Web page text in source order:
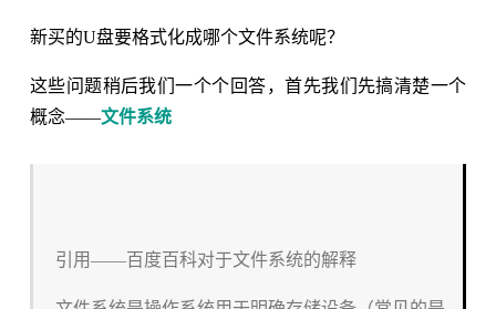
新买的U盘要格式化成哪个文件系统呢？
这些问题稍后我们一个个回答，首先我们先搞清楚一个
概念——文件系统
引用——百度百科对于文件系统的解释